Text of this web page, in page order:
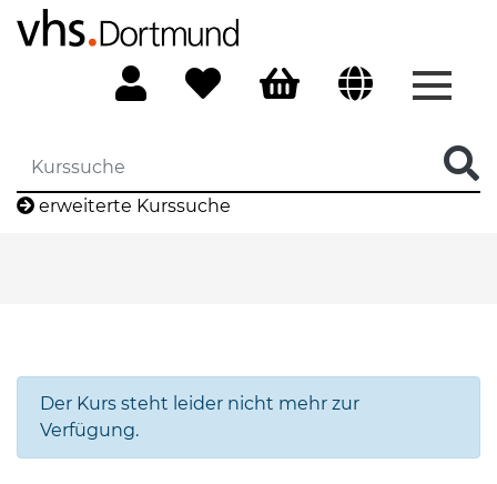
erweiterte Kurssuche
Der Kurs steht leider nicht mehr zur
Verfügung.